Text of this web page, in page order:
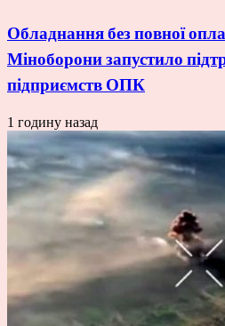
Обладнання без повної
Міноборони запустило
підприємств ОПК
1 годину назад